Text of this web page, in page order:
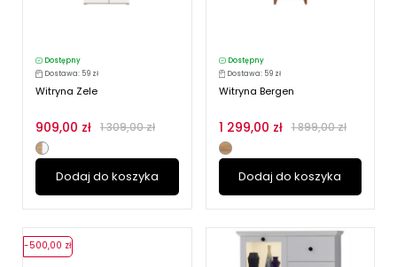
Dostępny
Dostawa: 59 zł
Witryna Zele
909,00 zł 1 309,00 zł
Dodaj do koszyka
Dostępny
Dostawa: 59 zł
Witryna Bergen
1 299,00 zł 1 899,00 zł
Dodaj do koszyka
-500,00 zł